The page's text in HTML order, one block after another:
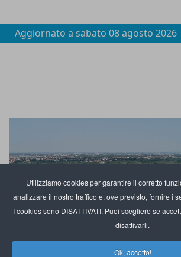
Utilizziamo cookies per garantire il corretto
analizzare il nostro traffico e, ove previsto, fornire i
I cookies sono DISATTIVATI. Puoi scegliere se
disattivarli.
Ok, accetto!
Aggiornato a sabato 08 agosto 2026